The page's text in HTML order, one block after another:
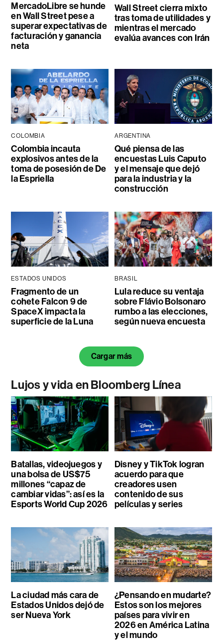
MercadoLibre se hunde
en Wall Street pese a
superar expectativas de
facturación y ganancia
neta
Wall Street cierra mixto
tras toma de utilidades y
mientras el mercado
evalúa avances con Irán
COLOMBIA
Colombia incauta
explosivos antes de la
toma de posesión de De
la Espriella
ARGENTINA
Qué piensa de las
encuestas Luis Caputo
y el mensaje que dejó
para la industria y la
construcción
ESTADOS UNIDOS
Fragmento de un
cohete Falcon 9 de
SpaceX impacta la
superficie de la Luna
BRASIL
Lula reduce su ventaja
sobre Flávio Bolsonaro
rumbo a las elecciones,
según nueva encuesta
Cargar más
Lujos y vida en Bloomberg Línea
Batallas, videojuegos y
una bolsa de US$75
millones “capaz de
cambiar vidas”: así es la
Esports World Cup 2026
Disney y TikTok logran
acuerdo para que
creadores usen
contenido de sus
películas y series
La ciudad más cara de
Estados Unidos dejó de
ser Nueva York
¿Pensando en mudarte?
Estos son los mejores
países para vivir en
2026 en América Latina
y el mundo